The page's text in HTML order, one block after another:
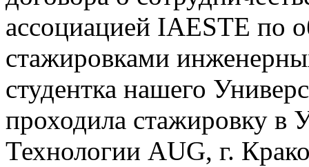
ассоциацией IAESTE по
стажировками
студентка нашего
проходила стажировку в
Технологии AUG, г.